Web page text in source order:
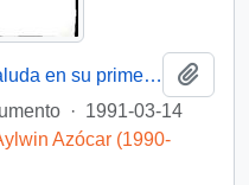
[El gobierno de Costa Rica saluda en su primer aniversario]
· 1991-03-14
Azócar (1990-